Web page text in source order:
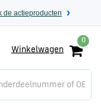
de actieproducten
0
Winkelwagen